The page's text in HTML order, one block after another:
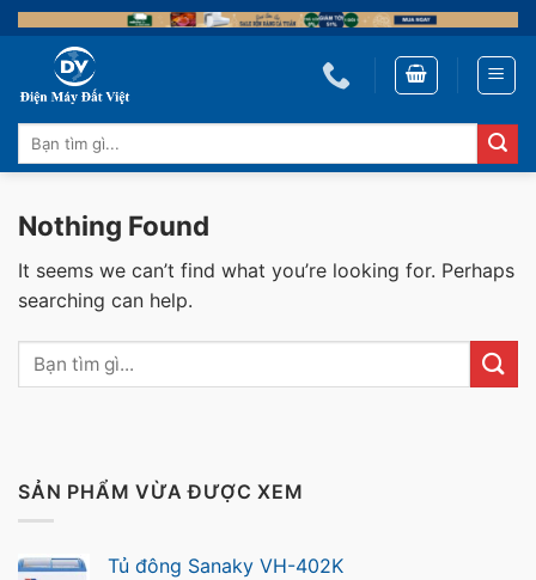
Skip
to
content
Tìm
kiếm:
Nothing Found
It seems we can’t find what you’re looking for. Perhaps
searching can help.
SẢN PHẨM VỪA ĐƯỢC XEM
Tủ đông Sanaky VH-402K